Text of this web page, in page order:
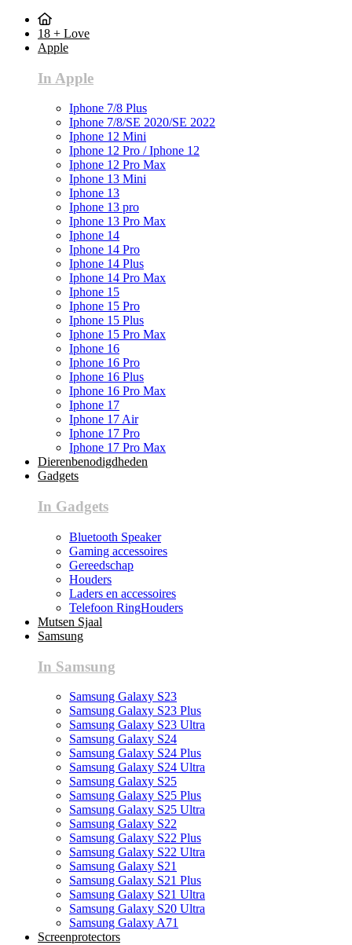
18 + Love
Apple
In Apple
Iphone 7/8 Plus
Iphone 7/8/SE 2020/SE 2022
Iphone 12 Mini
Iphone 12 Pro / Iphone 12
Iphone 12 Pro Max
Iphone 13 Mini
Iphone 13
Iphone 13 pro
Iphone 13 Pro Max
Iphone 14
Iphone 14 Pro
Iphone 14 Plus
Iphone 14 Pro Max
Iphone 15
Iphone 15 Pro
Iphone 15 Plus
Iphone 15 Pro Max
Iphone 16
Iphone 16 Pro
Iphone 16 Plus
Iphone 16 Pro Max
Iphone 17
Iphone 17 Air
Iphone 17 Pro
Iphone 17 Pro Max
Dierenbenodigdheden
Gadgets
In Gadgets
Bluetooth Speaker
Gaming accessoires
Gereedschap
Houders
Laders en accessoires
Telefoon RingHouders
Mutsen Sjaal
Samsung
In Samsung
Samsung Galaxy S23
Samsung Galaxy S23 Plus
Samsung Galaxy S23 Ultra
Samsung Galaxy S24
Samsung Galaxy S24 Plus
Samsung Galaxy S24 Ultra
Samsung Galaxy S25
Samsung Galaxy S25 Plus
Samsung Galaxy S25 Ultra
Samsung Galaxy S22
Samsung Galaxy S22 Plus
Samsung Galaxy S22 Ultra
Samsung Galaxy S21
Samsung Galaxy S21 Plus
Samsung Galaxy S21 Ultra
Samsung Galaxy S20 Ultra
Samsung Galaxy A71
Screenprotectors